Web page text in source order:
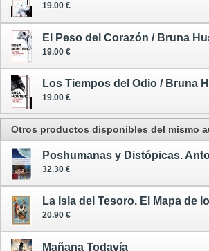
19.00 €
El Peso del Corazón / Bruna
19.00 €
Los Tiempos del Odio / Bruna
19.00 €
Otros productos disponibles del mismo
32.30 €
20.90 €
Mañana Todavía